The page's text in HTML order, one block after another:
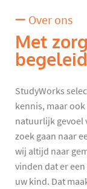
Over ons
Met
StudyWorks
kennis, maar
natuurlijk gevoel
zoek gaan naar
wij altijd naar
vinden dat er
uw kind. Dat